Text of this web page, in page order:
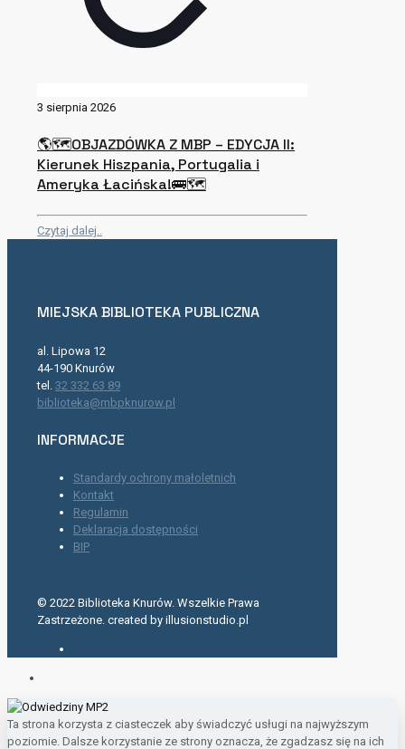
3 sierpnia 2026
🌎🗺OBJAZDÓWKA Z MBP – EDYCJA II:
Kierunek Hiszpania, Portugalia i
Ameryka Łacińska!🚌🗺
Czytaj dalej..
MIEJSKA BIBLIOTEKA PUBLICZNA
al. Lipowa 12
44-190 Knurów
tel. 32 332 63 89
biblioteka@mbpknurow.pl
INFORMACJE
Standardy ochrony małoletnich
Kontakt
Regulamin
Deklaracja dostępności
BIP
© 2022 Biblioteka Knurów. Wszelkie Prawa
Zastrzeżone. created by illusionstudio.pl
Ta strona korzysta z ciasteczek aby świadczyć usługi na najwyższym
poziomie. Dalsze korzystanie ze strony oznacza, że zgadzasz się na ich